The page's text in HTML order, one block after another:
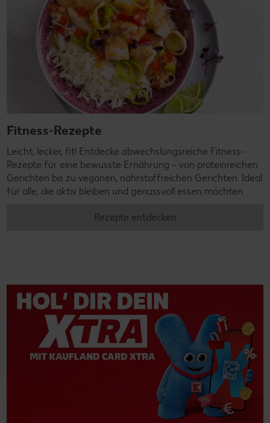
Fitness-Rezepte
Leicht, lecker, fit! Entdecke abwechslungsreiche Fitness-
Rezepte für eine bewusste Ernährung – von proteinreichen
Gerichten bis zu veganen, nährstoffreichen Gerichten. Ideal
für alle, die aktiv bleiben und genussvoll essen möchten.
Rezepte entdecken